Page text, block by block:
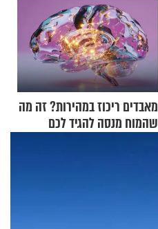
מאבדים ריכוז במהירות? זה מה
שהמוח מנסה להגיד לכם